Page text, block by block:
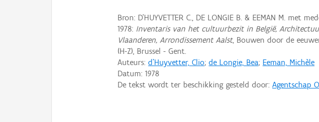
Bron: D'HUYVETTER C., DE LONGIE B. & EEMAN M. met
1978: Inventaris van het cultuurbezit in België,
Vlaanderen, Arrondissement Aalst, Bouwen door de
(H-Z), Brussel - Gent.
Auteurs:d'Huyvetter, Clio;de Longie, Bea; Eeman, Michèle
Datum:1978
De tekst wordt ter beschikking gesteld door:Agentschap